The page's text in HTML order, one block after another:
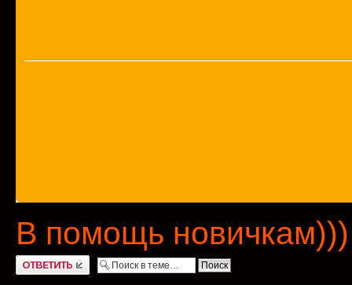
В помощь
Ответить